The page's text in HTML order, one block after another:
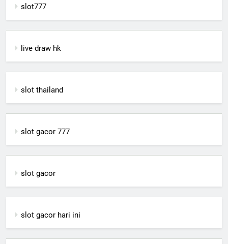
slot777
live draw hk
slot thailand
slot gacor 777
slot gacor
slot gacor hari ini